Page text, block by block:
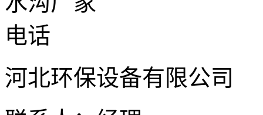
河北环保设备有限公司